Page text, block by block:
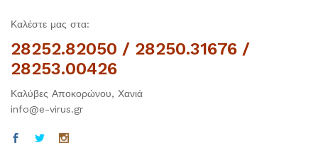
Καλέστε μας στα:
28252.82050 / 28250.31676 /
28253.00426
Καλύβες Αποκορώνου, Χανιά
info@e-virus.gr